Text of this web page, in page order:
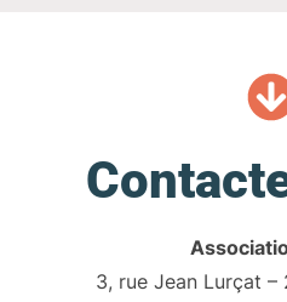
3, rue Jean Lurçat –